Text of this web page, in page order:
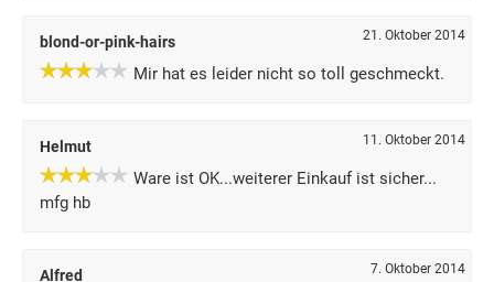
blond-or-pink-hairs 21. Oktober 2014
Mir hat es leider nicht so toll geschmeckt.
Helmut 11. Oktober 2014
Ware ist OK...weiterer Einkauf ist sicher...
mfg hb
Alfred 7. Oktober 2014